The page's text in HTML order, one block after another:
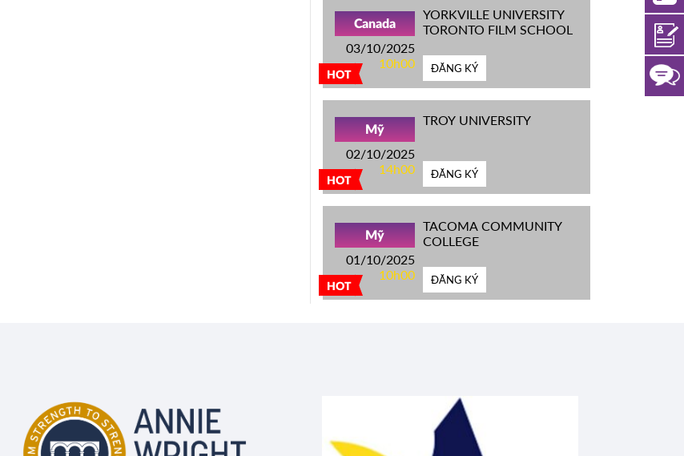
HOT
Canada
03/10/2025
10h00
YORKVILLE UNIVERSITY
TORONTO FILM SCHOOL
ĐĂNG KÝ
HOT
Mỹ
02/10/2025
14h00
TROY UNIVERSITY
ĐĂNG KÝ
HOT
Mỹ
01/10/2025
10h00
TACOMA COMMUNITY
COLLEGE
ĐĂNG KÝ